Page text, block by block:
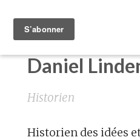
Daniel
Historien
Historien des idées